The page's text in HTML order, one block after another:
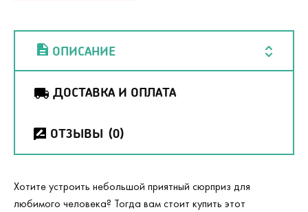
ОПИСАНИЕ
ДОСТАВКА И ОПЛАТА
ОТЗЫВЫ (0)
Хотите устроить небольшой приятный сюрприз для
любимого человека? Тогда вам стоит купить этот